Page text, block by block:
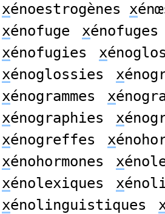
xénoestrogènes x
xénofuge xénofuges
xénofugies x
xénoglossies x
xénogrammes x
xénographies x
xénogreffes x
xénohormones x
xénolexiques x
xénolinguistiques